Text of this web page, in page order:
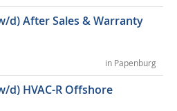
d) After Sales & Warranty
in Papenburg
d) HVAC-R Offshore